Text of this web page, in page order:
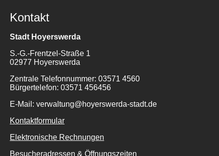
Kontakt
Stadt Hoyerswerda
S.-G.-Frentzel-Straße 1
02977 Hoyerswerda
Zentrale Telefonnummer: 03571 4560
Bürgertelefon: 03571 456456
E-Mail: verwaltung@hoyerswerda-stadt.de
Kontaktformular
Elektronische Rechnungen
Besucheradressen & Öffnungszeiten